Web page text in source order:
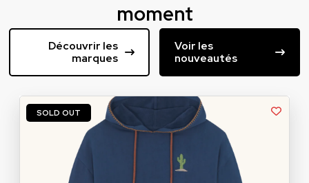
moment
Découvrir les
marques
Voir les
nouveautés
SOLD OUT